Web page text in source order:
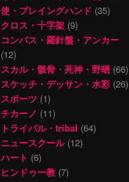
使・プレイングハンド (35)
クロス・十字架 (9)
コンパス・羅針盤・アンカー
(12)
スカル・骸骨・死神・野晒 (66)
スケッチ・デッサン・水彩 (26)
スポーツ (1)
チカーノ (11)
トライバル・tribal (64)
ニュースクール(12)
ハート (6)
ヒンドゥー教 (7)